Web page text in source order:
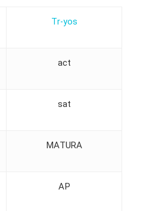
Tr-yos
act
sat
MATURA
AP